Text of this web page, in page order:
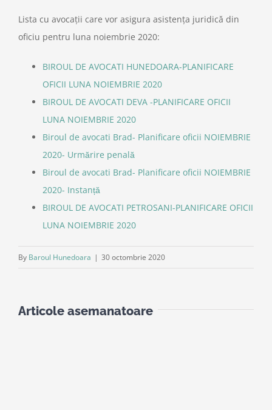
Lista cu avocații care vor asigura asistența juridică din
oficiu pentru luna noiembrie 2020:
BIROUL DE AVOCATI HUNEDOARA-PLANIFICARE
OFICII LUNA NOIEMBRIE 2020
BIROUL DE AVOCATI DEVA -PLANIFICARE OFICII
LUNA NOIEMBRIE 2020
Biroul de avocati Brad- Planificare oficii NOIEMBRIE
2020- Urmărire penală
Biroul de avocati Brad- Planificare oficii NOIEMBRIE
2020- Instanță
BIROUL DE AVOCATI PETROSANI-PLANIFICARE OFICII
LUNA NOIEMBRIE 2020
By Baroul Hunedoara | 30 octombrie 2020
Articole asemanatoare